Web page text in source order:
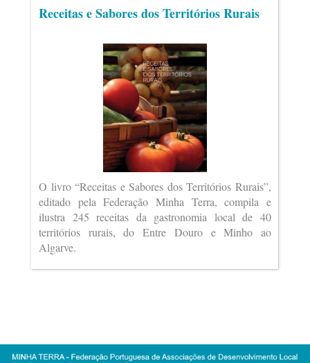
Receitas e Sabores dos Territórios Rurais
O livro “Receitas e Sabores dos Territórios Rurais”,
editado pela Federação Minha Terra, compila e
ilustra 245 receitas da gastronomia local de 40
territórios rurais, do Entre Douro e Minho ao
Algarve.